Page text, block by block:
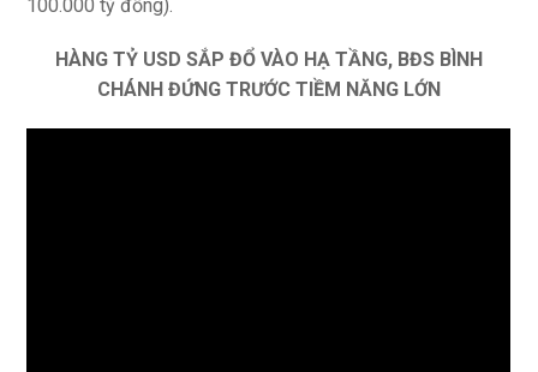
100.000 tỷ đồng).
HÀNG TỶ USD SẮP ĐỔ VÀO HẠ TẦNG, BĐS BÌNH
CHÁNH ĐỨNG TRƯỚC TIỀM NĂNG LỚN